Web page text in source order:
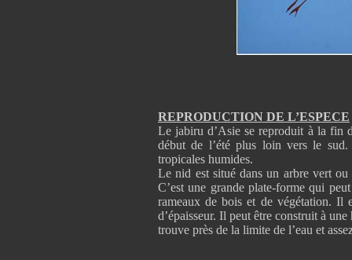
REPRODUCTION DE L’ESPECE
Le jabiru d’Asie se reproduit à la fin
début de l’été plus loin vers le sud.
tropicales humides.
Le nid est situé dans un arbre vert ou
C’est une grande plate-forme qui
rameaux de bois et de végétation. Il
d’épaisseur. Il peut être construit à
trouve près de la limite de l’eau et